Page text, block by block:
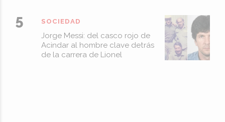
Jorge Messi: del casco rojo de
Acindar al hombre clave detrás
de la carrera de Lionel
SOCIEDAD